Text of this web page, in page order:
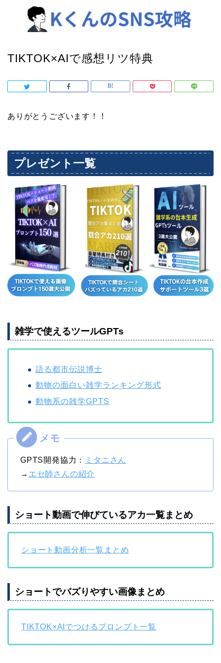
TIKTOK×AIで感想リツ特典
ありがとうございます！！
プレゼント一覧
雑学で使えるツールGPTs
語る都市伝説博士
動物の面白い雑学ランキング形式
動物系の雑学GPTS
GPTS開発協力：
ミタニさん
→ エセ師さんの紹介
ショート動画で伸びているアカ一覧まとめ
ショート動画分析一覧まとめ
ショートでバズりやすい画像まとめ
TIKTOK×AIでつけるプロンプト一覧